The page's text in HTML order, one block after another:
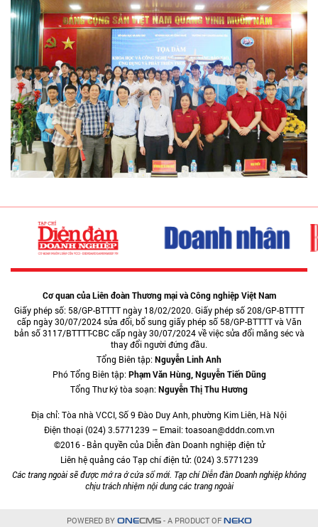
Cơ quan của Liên đoàn Thương mại và Công nghiệp Việt Nam
Giấy phép số: 58/GP-BTTTT ngày 18/02/2020. Giấy phép số 208/GP-BTTTT
cấp ngày 30/07/2024 sửa đổi, bổ sung giấy phép số 58/GP-BTTTT và Văn
bản số 3117/BTTTT-CBC cấp ngày 30/07/2024 về việc sửa đổi măng séc và
thay đổi người đứng đầu.
Tổng Biên tập:Nguyễn Linh Anh
Phó Tổng Biên tập:Phạm Văn Hùng, Nguyễn Tiến Dũng
Tổng Thư ký tòa soạn:Nguyễn Thị Thu Hương
Địa chỉ: Tòa nhà VCCI, Số 9 Đào Duy Anh, phường Kim Liên, Hà Nội
Điện thoại (024) 3.5771239 – Email: toasoan@dddn.com.vn
©2016 - Bản quyền của Diễn đàn Doanh nghiệp điện tử
Liên hệ quảng cáo Tạp chí điện tử: (024) 3.5771239
Các trang ngoài sẽ được mở ra ở cửa sổ mới. Tạp chí Diễn đàn Doanh nghiệp không
chịu trách nhiệm nội dung các trang ngoài
POWERED BY ONECMS- A PRODUCT OF NEKO